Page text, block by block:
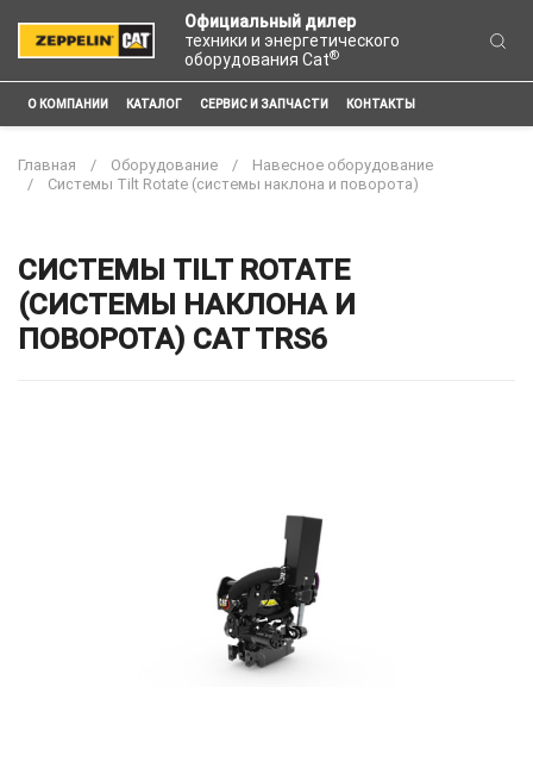
Официальный дилер
техники и энергетического
оборудования Cat®
О КОМПАНИИ КАТАЛОГ СЕРВИС И ЗАПЧАСТИ КОНТАКТЫ
Главная Оборудование
Навесное оборудование
Системы Tilt Rotate (системы наклона и поворота)
СИСТЕМЫ TILT ROTATE
(СИСТЕМЫ НАКЛОНА И
ПОВОРОТА) CAT TRS6